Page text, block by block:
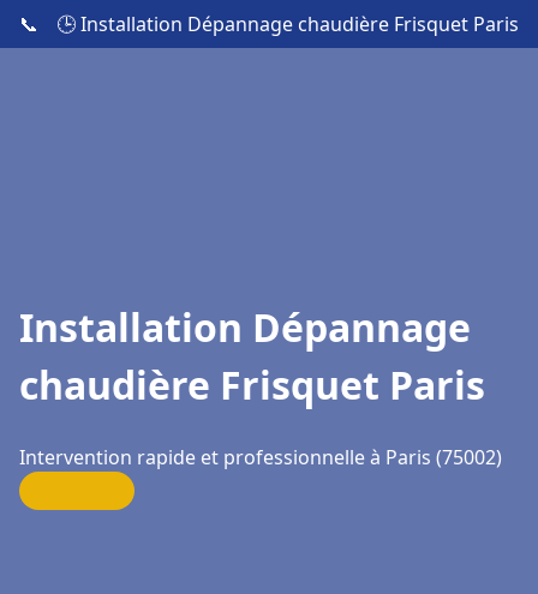
📞 🕒 Installation Dépannage chaudière Frisquet Paris
Installation Dépannage
chaudière Frisquet Paris
Intervention rapide et professionnelle à Paris (75002)